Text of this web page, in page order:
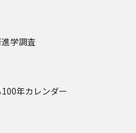
学調査
年カレンダー